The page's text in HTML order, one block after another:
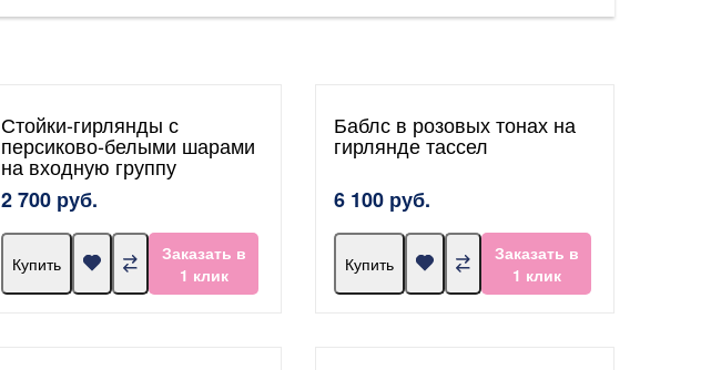
Стойки-гирлянды с
персиково-белыми шарами
на входную группу
2 700 руб.
Купить
Заказать в
1 клик
Баблс в розовых тонах на
гирлянде тассел
6 100 руб.
Купить
Заказать в
1 клик